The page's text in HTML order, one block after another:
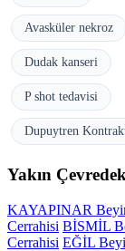
Avasküler nekroz
Dudak kanseri
P shot tedavisi
Dupuytren
Yakın
KAYAPINAR
Cerrahisi BİSMİL
Cerrahisi EĞİL